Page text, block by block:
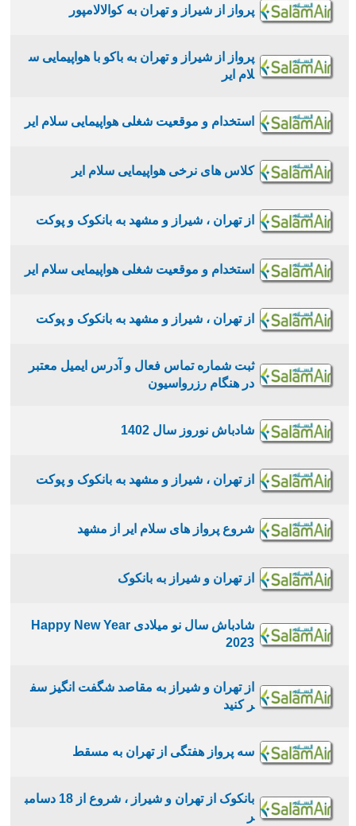
پرواز از شیراز و تهران به کوالالامپور
پرواز از شیراز و تهران به باکو با هواپیمایی س
لام ایر
استخدام و موقعیت شغلی هواپیمایی سلام ایر
کلاس های نرخی هواپیمایی سلام ایر
از تهران ، شیراز و مشهد به بانکوک و پوکت
استخدام و موقعیت شغلی هواپیمایی سلام ایر
از تهران ، شیراز و مشهد به بانکوک و پوکت
ثبت شماره تماس فعال و آدرس ایمیل معتبر
در هنگام رزرواسیون
شادباش نوروز سال 1402
از تهران ، شیراز و مشهد به بانکوک و پوکت
شروع پرواز هاى سلام اير از مشهد
از تهران و شیراز به بانکوک
شادباش سال نو میلادی Happy New Year
2023
از تهران و شیراز به مقاصد شگفت انگیز سف
ر کنید
سه پرواز هفتگی از تهران به مسقط
بانکوک از تهران و شیراز ، شروع از 18 دسامب
ر